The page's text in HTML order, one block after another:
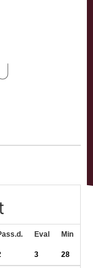
Eval Min
3 28